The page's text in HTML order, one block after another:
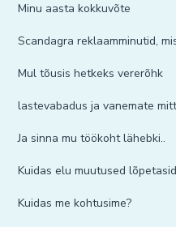
Minu aasta kokkuvõte
Scandagra reklaamminutid,
Mul tõusis hetkeks vererõhk
lastevabadus ja vanemate
Ja sinna mu töökoht lähebki..
Kuidas elu muutused
Kuidas me kohtusime?